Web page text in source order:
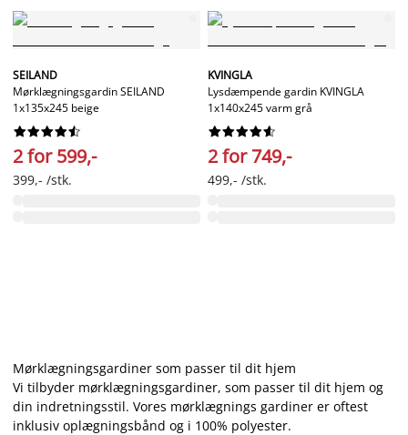
SEILAND
Mørklægningsgardin SEILAND
1x135x245 beige






2 for 599,-
399,- /stk.
KVINGLA
Lysdæmpende gardin KVINGLA
1x140x245 varm grå






2 for 749,-
499,- /stk.
Mørklægningsgardiner som passer til dit hjem
Vi tilbyder mørklægningsgardiner, som passer til dit hjem og
din indretningsstil. Vores mørklægnings gardiner er oftest
inklusiv oplægningsbånd og i 100% polyester.